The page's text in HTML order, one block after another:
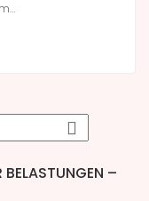
BELASTUNGEN –